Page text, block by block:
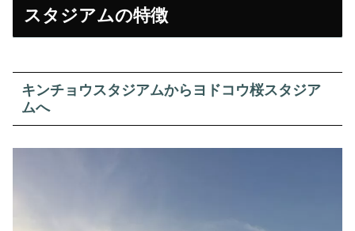
スタジアムの特徴
キンチョウスタジアムからヨドコウ桜スタジア
ムへ